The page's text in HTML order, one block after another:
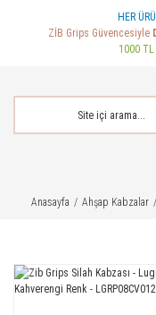
HER
ZİB Grips Güvencesiyle
1000 TL
Anasayfa Ahşap Kabzalar